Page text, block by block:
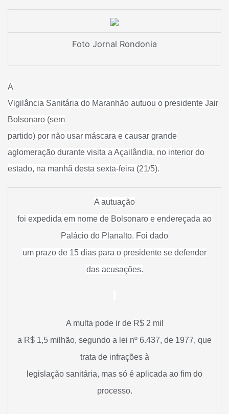
Foto Jornal Rondonia
A
Vigilância Sanitária do Maranhão autuou o presidente Jair
Bolsonaro (sem
partido) por não usar máscara e causar grande
aglomeração durante visita a Açailândia, no interior do
estado, na manhã desta sexta-feira (21/5).
A autuação
foi expedida em nome de Bolsonaro e endereçada ao
Palácio do Planalto. Foi dado
um prazo de 15 dias para o presidente se defender
das acusações.
A multa pode ir de R$ 2 mil
a R$ 1,5 milhão, segundo a lei nº 6.437, de 1977, que
trata de infrações à
legislação sanitária, mas só é aplicada ao fim do
processo.